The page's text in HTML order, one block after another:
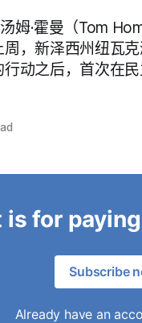
姆·霍曼（Tom
周，新泽西州纽瓦
动之后，首次在民
is for
Subscribe
Already have an